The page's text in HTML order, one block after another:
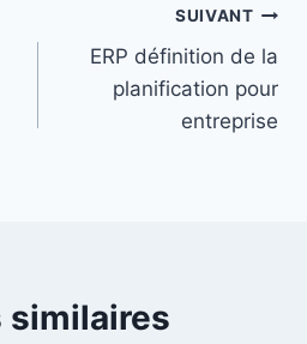
SUIVANT
ERP définition de la
planification pour
entreprise
similaires